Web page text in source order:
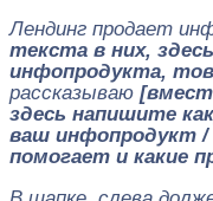
Лендинг продает
текста в них,
инфопродукта,
рассказываю
здесь напишите
ваш инфопродукт /
помогает и какие